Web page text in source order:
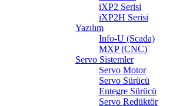
iXP2 Serisi
iXP2H Serisi
Yazılım
Info-U (Scada)
MXP (CNC)
Servo Sistemler
Servo Motor
Servo Sürücü
Entegre Sürücü
Servo Redüktör